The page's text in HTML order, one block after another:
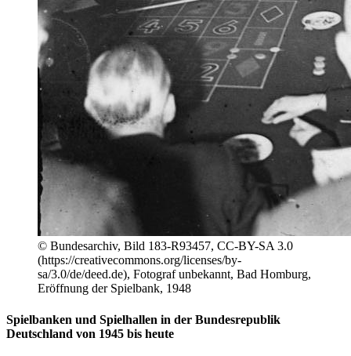
© Bundesarchiv, Bild 183-R93457, CC-BY-SA 3.0
(https://creativecommons.org/licenses/by-
sa/3.0/de/deed.de), Fotograf unbekannt, Bad Homburg,
Eröffnung der Spielbank, 1948
Spielbanken und Spielhallen in der Bundesrepublik
Deutschland von 1945 bis heute